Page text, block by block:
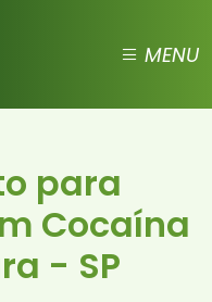
MENU
para
Cocaína
- SP